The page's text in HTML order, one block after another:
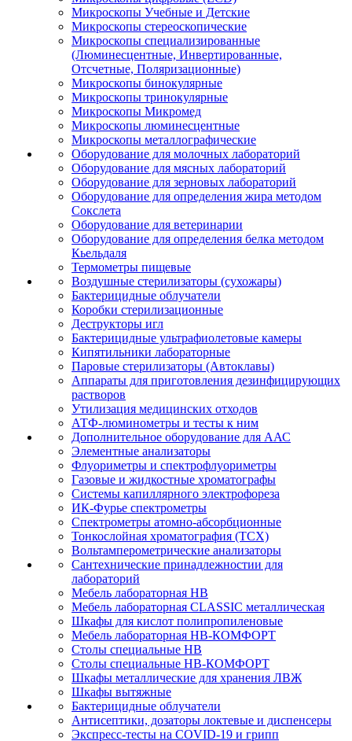
Микроскопы Учебные и Детские
Микроскопы стереоскопические
Микроскопы специализированные
(Люминесцентные, Инвертированные,
Отсчетные, Поляризационные)
Микроскопы бинокулярные
Микроскопы тринокулярные
Микроскопы Микромед
Микроскопы люминесцентные
Микроскопы металлографические
Оборудование для молочных лабораторий
Оборудование для мясных лабораторий
Оборудование для зерновых лабораторий
Оборудование для определения жира методом
Сокслета
Оборудование для ветеринарии
Оборудование для определения белка методом
Кьельдаля
Термометры пищевые
Воздушные стерилизаторы (сухожары)
Бактерицидные облучатели
Коробки стерилизационные
Деструкторы игл
Бактерицидные ультрафиолетовые камеры
Кипятильники лабораторные
Паровые стерилизаторы (Автоклавы)
Аппараты для приготовления дезинфицирующих
растворов
Утилизация медицинских отходов
АТФ-люминометры и тесты к ним
Дополнительное оборудование для ААС
Элементные анализаторы
Флуориметры и спектрофлуориметры
Газовые и жидкостные хроматографы
Системы капиллярного электрофореза
ИК-Фурье спектрометры
Спектрометры атомно-абсорбционные
Тонкослойная хроматография (ТСХ)
Вольтамперометрические анализаторы
Сантехнические принадлежностии для
лабораторий
Мебель лабораторная НВ
Мебель лабораторная CLASSIC металлическая
Шкафы для кислот полипропиленовые
Мебель лабораторная НВ-КОМФОРТ
Столы специальные НВ
Столы специальные НВ-КОМФОРТ
Шкафы металлические для хранения ЛВЖ
Шкафы вытяжные
Бактерицидные облучатели
Антисептики, дозаторы локтевые и диспенсеры
Экспресс-тесты на COVID-19 и грипп